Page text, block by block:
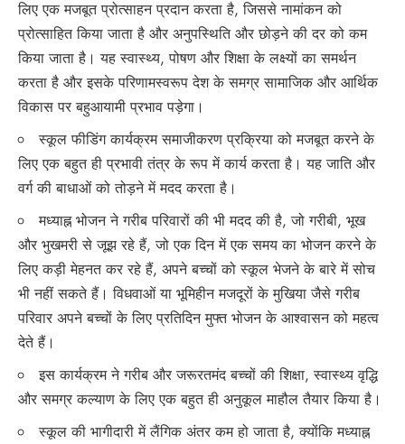
लिए एक मजबूत प्रोत्साहन प्रदान करता है, जिससे नामांकन को
प्रोत्साहित किया जाता है और अनुपस्थिति और छोड़ने की दर को कम
किया जाता है। यह स्वास्थ्य, पोषण और शिक्षा के लक्ष्यों का समर्थन
करता है और इसके परिणामस्वरूप देश के समग्र सामाजिक और आर्थिक
विकास पर बहुआयामी प्रभाव पड़ेगा।
स्कूल फीडिंग कार्यक्रम समाजीकरण प्रक्रिया को मजबूत करने के
लिए एक बहुत ही प्रभावी तंत्र के रूप में कार्य करता है। यह जाति और
वर्ग की बाधाओं को तोड़ने में मदद करता है।
मध्याह्न भोजन ने गरीब परिवारों की भी मदद की है, जो गरीबी, भूख
और भुखमरी से जूझ रहे हैं, जो एक दिन में एक समय का भोजन करने के
लिए कड़ी मेहनत कर रहे हैं, अपने बच्चों को स्कूल भेजने के बारे में सोच
भी नहीं सकते हैं। विधवाओं या भूमिहीन मजदूरों के मुखिया जैसे गरीब
परिवार अपने बच्चों के लिए प्रतिदिन मुफ्त भोजन के आश्वासन को महत्व
देते हैं।
इस कार्यक्रम ने गरीब और जरूरतमंद बच्चों की शिक्षा, स्वास्थ्य वृद्धि
और समग्र कल्याण के लिए एक बहुत ही अनुकूल माहौल तैयार किया है।
स्कूल की भागीदारी में लैंगिक अंतर कम हो जाता है, क्योंकि मध्याह्न